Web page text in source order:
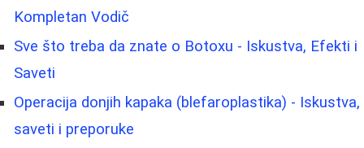
Kompletan Vodič
Sve što treba da znate o Botoxu - Iskustva, Efekti i
Saveti
Operacija donjih kapaka (blefaroplastika) - Iskustva,
saveti i preporuke